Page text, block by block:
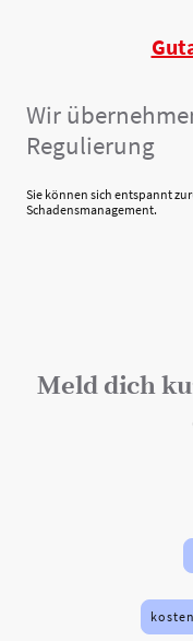
Wir
Regulierung
Sie können sich entspannt
Schadensmanagement.
Meld dich